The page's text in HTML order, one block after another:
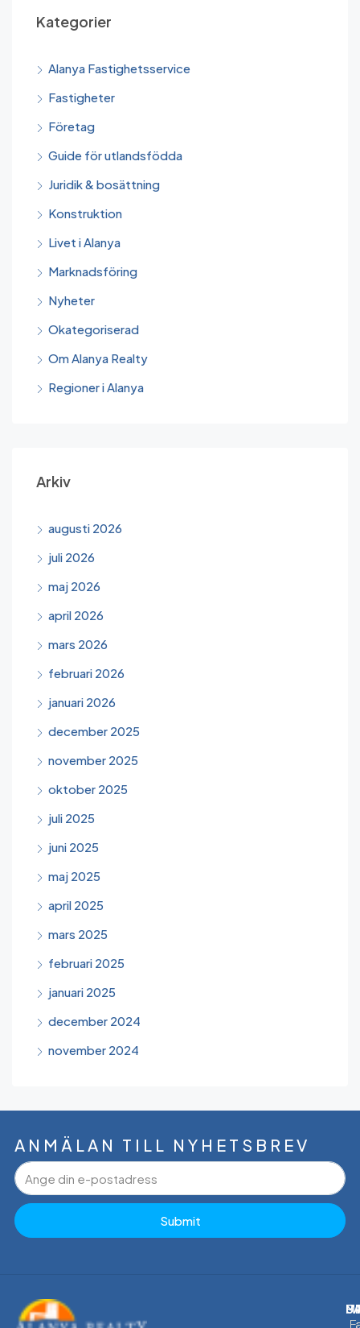
Kategorier
Alanya Fastighetsservice
Fastigheter
Företag
Guide för utlandsfödda
Juridik & bosättning
Konstruktion
Livet i Alanya
Marknadsföring
Nyheter
Okategoriserad
Om Alanya Realty
Regioner i Alanya
Arkiv
augusti 2026
juli 2026
maj 2026
april 2026
mars 2026
februari 2026
januari 2026
december 2025
november 2025
oktober 2025
juli 2025
juni 2025
maj 2025
april 2025
mars 2025
februari 2025
januari 2025
december 2024
november 2024
ANMÄLAN TILL NYHETSBREV
Submit